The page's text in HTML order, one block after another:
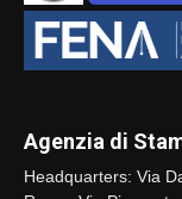
Agenzia di
Headquarters: Via